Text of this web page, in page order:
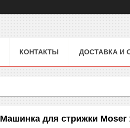
КОНТАКТЫ ДОСТАВКА И
Машинка для стрижки Moser